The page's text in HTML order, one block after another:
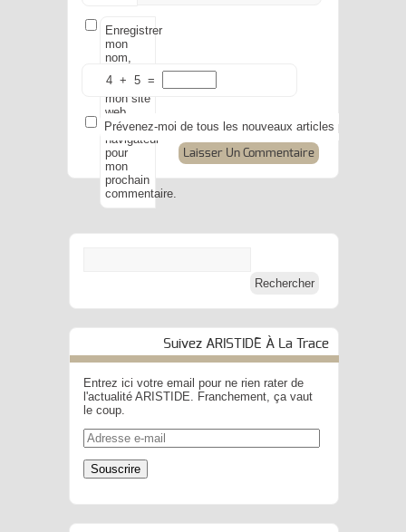
Enregistrer
mon
nom,
mail et
mon site
web
dans le
navigateur
pour
mon
prochain
commentaire.
4 + 5 =
Prévenez-moi de tous les nouveaux articles par e-mail.
Suivez ARISTIDE À La Trace
Entrez ici votre email pour ne rien rater de
l'actualité ARISTIDE. Franchement, ça vaut
le coup.
Adresse
e-
mail
Souscrire